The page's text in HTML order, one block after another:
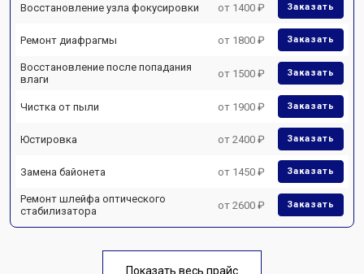
Восстановление узла фокусировки от 1400 ₽ Заказать
Ремонт диафрагмы от 1800 ₽ Заказать
Восстановление после попадания
влаги
от 1500 ₽ Заказать
Чистка от пыли от 1900 ₽ Заказать
Юстировка от 2400 ₽ Заказать
Замена байонета от 1450 ₽ Заказать
Ремонт шлейфа оптического
стабилизатора
от 2600 ₽ Заказать
Показать весь прайс